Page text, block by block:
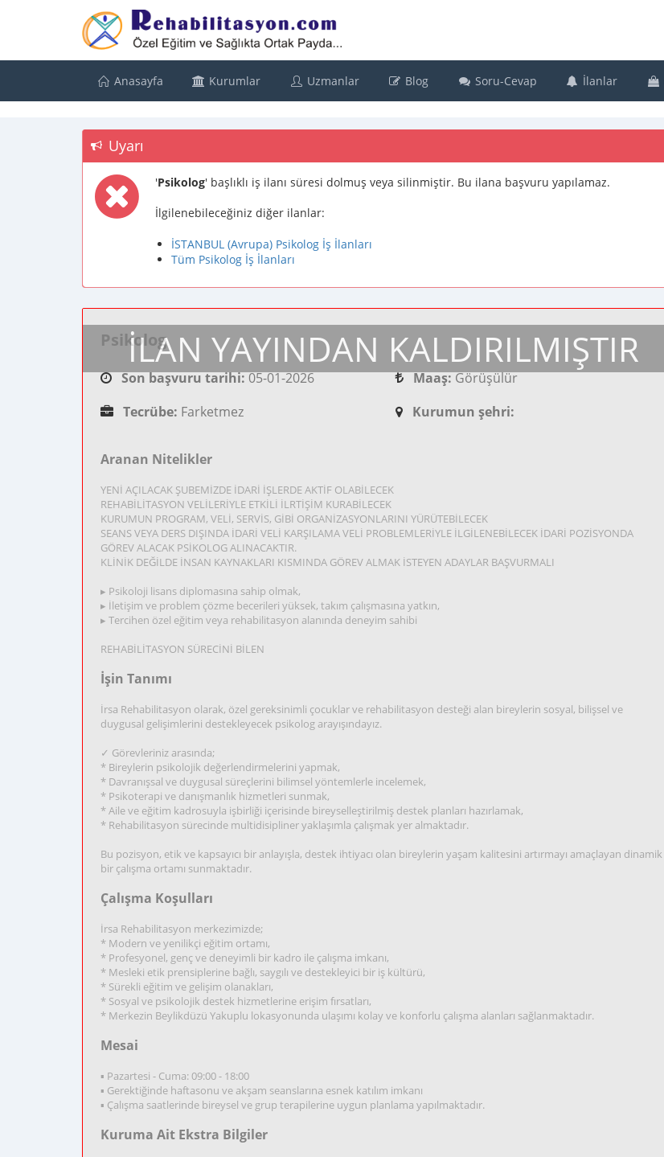
Anasayfa Kurumlar Uzmanlar Blog Soru-Cevap İlanlar
Uyarı
'Psikolog' başlıklı iş ilanı süresi dolmuş veya silinmiştir. Bu ilana başvuru yapılamaz.
İlgilenebileceğiniz diğer ilanlar:
İSTANBUL (Avrupa) Psikolog İş İlanları
Tüm Psikolog İş İlanları
İLAN YAYINDAN KALDIRILMIŞTIR
Psikolog
Son başvuru tarihi:05-01-2026 Maaş:Görüşülür
Tecrübe: Farketmez Kurumun şehri:
Aranan Nitelikler
YENİ AÇILACAK ŞUBEMİZDE İDARİ İŞLERDE AKTİF OLABİLECEK
REHABİLİTASYON VELİLERİYLE ETKİLİ İLRTİŞİM KURABİLECEK
KURUMUN PROGRAM, VELİ, SERVİS, GİBİ ORGANİZASYONLARINI YÜRÜTEBİLECEK
SEANS VEYA DERS DIŞINDA İDARİ VELİ KARŞILAMA VELİ PROBLEMLERİYLE İLGİLENEBİLECEK İDARİ POZİSYONDA
GÖREV ALACAK PSİKOLOG ALINACAKTIR.
KLİNİK DEĞİLDE İNSAN KAYNAKLARI KISMINDA GÖREV ALMAK İSTEYEN ADAYLAR BAŞVURMALI
▸ Psikoloji lisans diplomasına sahip olmak,
▸ İletişim ve problem çözme becerileri yüksek, takım çalışmasına yatkın,
▸ Tercihen özel eğitim veya rehabilitasyon alanında deneyim sahibi
REHABİLİTASYON SÜRECİNİ BİLEN
İşin Tanımı
İrsa Rehabilitasyon olarak, özel gereksinimli çocuklar ve rehabilitasyon desteği alan bireylerin sosyal, bilişsel ve
duygusal gelişimlerini destekleyecek psikolog arayışındayız.
✓ Görevleriniz arasında;
* Bireylerin psikolojik değerlendirmelerini yapmak,
* Davranışsal ve duygusal süreçlerini bilimsel yöntemlerle incelemek,
* Psikoterapi ve danışmanlık hizmetleri sunmak,
* Aile ve eğitim kadrosuyla işbirliği içerisinde bireyselleştirilmiş destek planları hazırlamak,
* Rehabilitasyon sürecinde multidisipliner yaklaşımla çalışmak yer almaktadır.
Bu pozisyon, etik ve kapsayıcı bir anlayışla, destek ihtiyacı olan bireylerin yaşam kalitesini artırmayı amaçlayan dinamik
bir çalışma ortamı sunmaktadır.
Çalışma Koşulları
İrsa Rehabilitasyon merkezimizde;
* Modern ve yenilikçi eğitim ortamı,
* Profesyonel, genç ve deneyimli bir kadro ile çalışma imkanı,
* Mesleki etik prensiplerine bağlı, saygılı ve destekleyici bir iş kültürü,
* Sürekli eğitim ve gelişim olanakları,
* Sosyal ve psikolojik destek hizmetlerine erişim fırsatları,
* Merkezin Beylikdüzü Yakuplu lokasyonunda ulaşımı kolay ve konforlu çalışma alanları sağlanmaktadır.
Mesai
▪ Pazartesi - Cuma: 09:00 - 18:00
▪ Gerektiğinde haftasonu ve akşam seanslarına esnek katılım imkanı
▪ Çalışma saatlerinde bireysel ve grup terapilerine uygun planlama yapılmaktadır.
Kuruma Ait Ekstra Bilgiler